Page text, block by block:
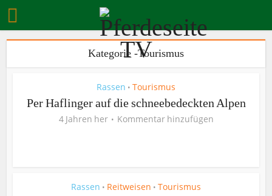
Kategorie -Tourismus
Rassen • Tourismus
Per Haflinger auf die schneebedeckten Alpen
4 Jahren her Kommentar hinzufügen
Rassen • Reitweisen • Tourismus